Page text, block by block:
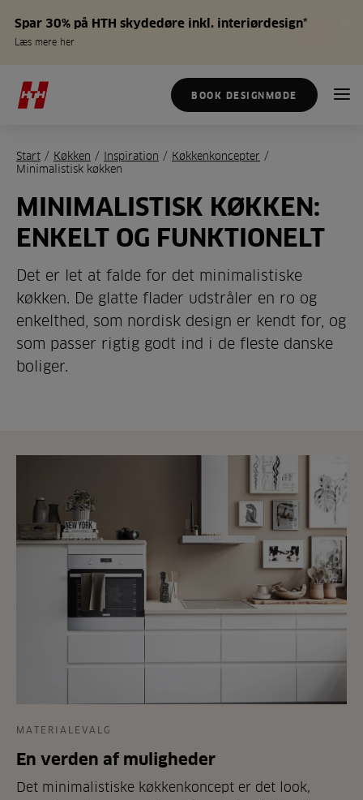
Spar 30% på HTH skydedøre inkl. interiørdesign*
Læs mere her
BOOK DESIGNMØDE
Start / Køkken / Inspiration / Køkkenkoncepter /
Minimalistisk køkken
MINIMALISTISK KØKKEN:
ENKELT OG FUNKTIONELT
Det er let at falde for det minimalistiske
køkken. De glatte flader udstråler en ro og
enkelthed, som nordisk design er kendt for, og
som passer rigtig godt ind i de fleste danske
boliger.
MATERIALEVALG
En verden af muligheder
Det minimalistiske køkkenkoncept er det look,